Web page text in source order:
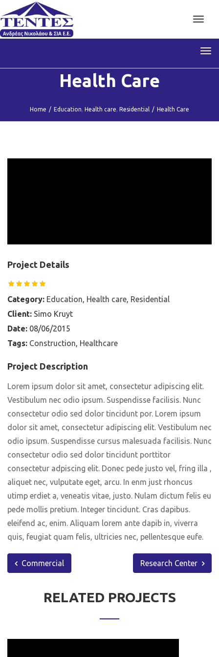
Health Care
Home / Education, Health care, Residential / Health Care
Project Details
Category: Education, Health care, Residential
Client: Simo Kruyt
Date: 08/06/2015
Tags: Construction, Healthcare
Project Description
Lorem ipsum dolor sit amet, consectetur adipiscing elit.
Vestibulum nec odio ipsum. Suspendisse facilisis. Nunc
consectetur odio sed dolor tincidunt por. Lorem ipsum
dolor sit amet, consectetur adipiscing elit. Vestibulum nec
odio ipsum. Suspendisse cursus malesuada facilisis. Nunc
consectetur odio sed dolor tincidunt porttitor
consectetur adpiscing elit. Donec pede justo vel, fring illa ,
aliquet nec, vulputate eget, arcu. In enm just rhoncus
utimp erdiet a, veneatis vitae, justo. Nulam dictum felis eu
pede mollis pretium. Integer tincidunt. Cras dapibus.
eleifend ac, enim. Aliquam lorem ante dapib in, viverra
quis, feugiat quam felis, ultricies nec, pellentesque eufe.
Commercial Research Center
RELATED PROJECTS